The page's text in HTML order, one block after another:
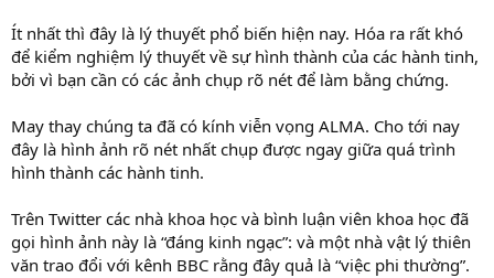
Ít nhất thì đây là lý thuyết phổ biến hiện nay. Hóa ra rất khó
để kiểm nghiệm lý thuyết về sự hình thành của các hành tinh,
bởi vì bạn cần có các ảnh chụp rõ nét để làm bằng chứng.
May thay chúng ta đã có kính viễn vọng ALMA. Cho tới nay
đây là hình ảnh rõ nét nhất chụp được ngay giữa quá trình
hình thành các hành tinh.
Trên Twitter các nhà khoa học và bình luận viên khoa học đã
gọi hình ảnh này là “đáng kinh ngạc”: và một nhà vật lý thiên
văn trao đổi với kênh BBC rằng đây quả là “việc phi thường”.